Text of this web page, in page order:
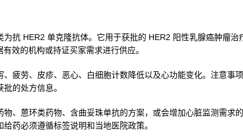
抗 HER2 单克隆抗体。它用于获批的 HER2 阳性乳腺癌肿瘤治
效的机构或持证买家需求进行供应。
疲劳、皮疹、恶心、白细胞计数降低以及心功能变化。注意事
的处方信息。
、蒽环类药物、含曲妥珠单抗的方案，或会增加心脏监测需求
药必须遵循标签说明和当地医院政策。